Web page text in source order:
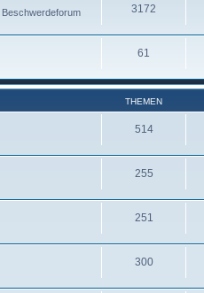
3172
61
THEMEN
514
255
251
300